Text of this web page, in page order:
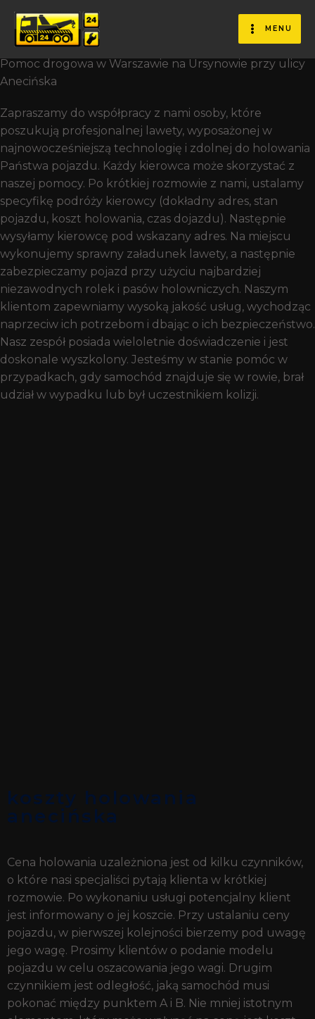
MENU
Ak Wygląda Procedura
Holowania Samochodu?
Pomoc drogowa w Warszawie na Ursynowie przy ulicy
Anecińska
Zapraszamy do współpracy z nami osoby, które
poszukują profesjonalnej lawety, wyposażonej w
najnowocześniejszą technologię i zdolnej do holowania
Państwa pojazdu. Każdy kierowca może skorzystać z
naszej pomocy. Po krótkiej rozmowie z nami, ustalamy
specyfikę podróży kierowcy (dokładny adres, stan
pojazdu, koszt holowania, czas dojazdu). Następnie
wysyłamy kierowcę pod wskazany adres. Na miejscu
wykonujemy sprawny załadunek lawety, a następnie
zabezpieczamy pojazd przy użyciu najbardziej
niezawodnych rolek i pasów holowniczych. Naszym
klientom zapewniamy wysoką jakość usług, wychodząc
naprzeciw ich potrzebom i dbając o ich bezpieczeństwo.
Nasz zespół posiada wieloletnie doświadczenie i jest
doskonale wyszkolony. Jesteśmy w stanie pomóc w
przypadkach, gdy samochód znajduje się w rowie, brał
udział w wypadku lub był uczestnikiem kolizji.
koszty holowania
anecińska
Cena holowania uzależniona jest od kilku czynników,
o które nasi specjaliści pytają klienta w krótkiej
rozmowie. Po wykonaniu usługi potencjalny klient
jest informowany o jej koszcie. Przy ustalaniu ceny
pojazdu, w pierwszej kolejności bierzemy pod uwagę
jego wagę. Prosimy klientów o podanie modelu
pojazdu w celu oszacowania jego wagi. Drugim
czynnikiem jest odległość, jaką samochód musi
pokonać między punktem A i B. Nie mniej istotnym